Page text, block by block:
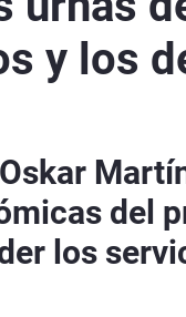
y los
del
los